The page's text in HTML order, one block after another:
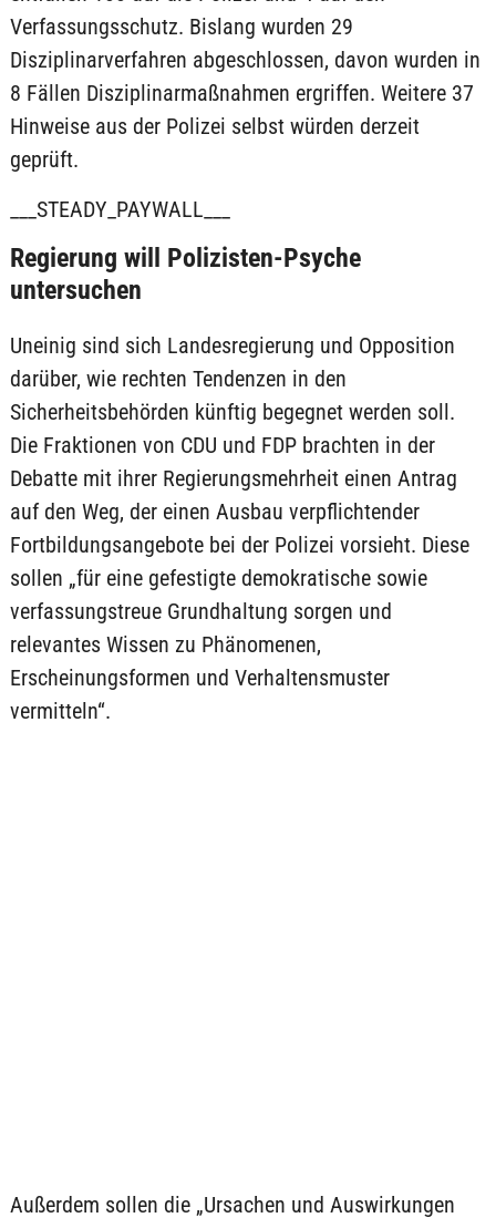
Verfassungsschutz. Bislang wurden 29
Disziplinarverfahren abgeschlossen, davon wurden in
8 Fällen Disziplinarmaßnahmen ergriffen. Weitere 37
Hinweise aus der Polizei selbst würden derzeit
geprüft.
___STEADY_PAYWALL___
Regierung will Polizisten-Psyche
untersuchen
Uneinig sind sich Landesregierung und Opposition
darüber, wie rechten Tendenzen in den
Sicherheitsbehörden künftig begegnet werden soll.
Die Fraktionen von CDU und FDP brachten in der
Debatte mit ihrer Regierungsmehrheit einen Antrag
auf den Weg, der einen Ausbau verpflichtender
Fortbildungsangebote bei der Polizei vorsieht. Diese
sollen „für eine gefestigte demokratische sowie
verfassungstreue Grundhaltung sorgen und
relevantes Wissen zu Phänomenen,
Erscheinungsformen und Verhaltensmuster
vermitteln“.
Außerdem sollen die „Ursachen und Auswirkungen